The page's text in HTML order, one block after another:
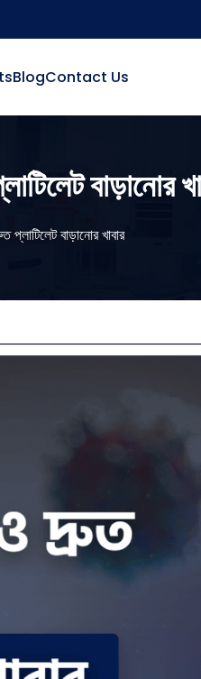
BlogContact Us
বাড়ানোর
বাড়ানোর খাবার